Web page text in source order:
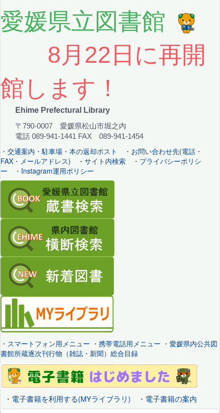
愛媛県立図書館
8月22日に再開
館します！
Ehime Prefectural Library
〒790-0007 愛媛県松山市堀之内
電話 089-941-1441 FAX 089-941-1454
・ 交通案内・駐車場・本の返却ポスト ・ お問い合わせ先(電話・
FAX・メールアドレス) ・ サイト内検索 ・ プライバシーポリシ
ー ・ Instagram運用ポリシー
・ スマートフォン用メニュー ・ 携帯電話用メニュー ・ 愛媛県内公共図
書館所蔵逐次刊行物（雑誌・新聞）総合目録
・ 電子書籍を利用する(MYライブラリ) ・ 電子書籍の案内